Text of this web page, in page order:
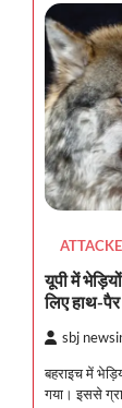
यूपी में
लिए हाथ-
sbj
बहराइच में
गया। इससे